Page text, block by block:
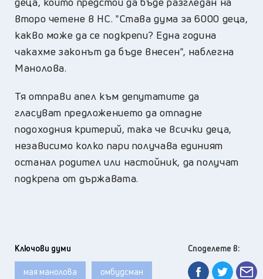
второ четене в НС. "Става дума за 6000 деца,
какво може да се подкрепи? Една година
чакахме законът да бъде внесен", наблегна
Манолова.
Тя отправи апел към депутатите да
гласуват предложението да отпадне
подоходния критерий, така че всички деца,
независимо колко пари получава единият
останал родител или настойник, да получат
подкрепа от държавата.
Ключови думи
мая манолова омбудсман
Споделете в: